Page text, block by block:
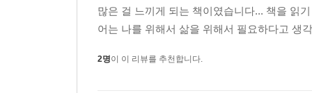
많은 걸 느끼게 되는 책이였습니다... 책을 읽
어는 나를 위해서 삶을 위해서 필요하다고 생
2명이 이 리뷰를 추천합니다.